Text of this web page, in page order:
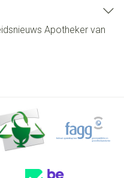
Apotheker van